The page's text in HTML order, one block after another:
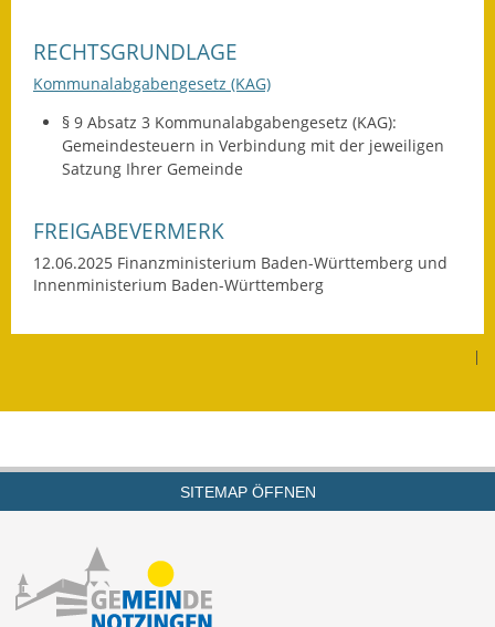
Formulare
Fundbehörde
Sitzungsberichte 2015
Sitzungsberichte 2020
RECHTSGRUNDLAGE
Kommunalabgabengesetz (KAG)
§ 9 Absatz 3 Kommunalabgabengesetz (KAG):
Gemeindesteuern in Verbindung mit der jeweiligen
Satzung Ihrer Gemeinde
FREIGABEVERMERK
12.06.2025 Finanzministerium Baden-Württemberg und
Innenministerium Baden-Württemberg
|
SITEMAP ÖFFNEN